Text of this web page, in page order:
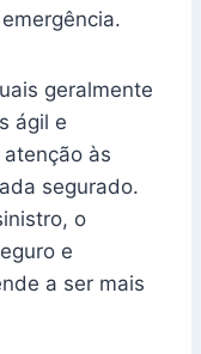
geralmente
ágil e
às
segurado.
o
e
a ser mais